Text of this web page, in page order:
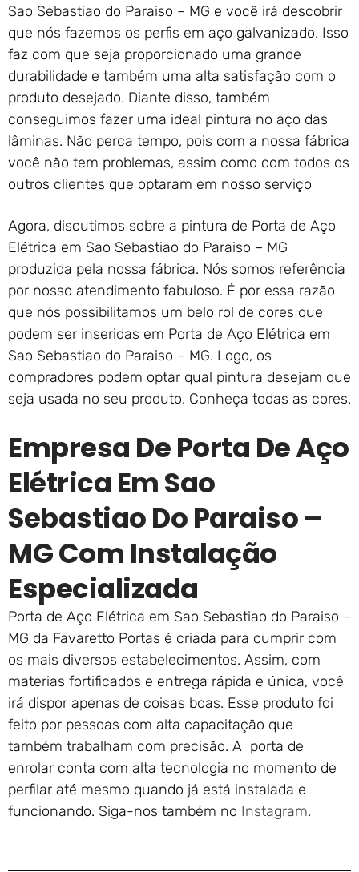
Sao Sebastiao do Paraiso – MG e você irá descobrir
que nós fazemos os perfis em aço galvanizado. Isso
faz com que seja proporcionado uma grande
durabilidade e também uma alta satisfação com o
produto desejado. Diante disso, também
conseguimos fazer uma ideal pintura no aço das
lâminas. Não perca tempo, pois com a nossa fábrica
você não tem problemas, assim como com todos os
outros clientes que optaram em nosso serviço
Agora, discutimos sobre a pintura de Porta de Aço
Elétrica em Sao Sebastiao do Paraiso – MG
produzida pela nossa fábrica. Nós somos referência
por nosso atendimento fabuloso. É por essa razão
que nós possibilitamos um belo rol de cores que
podem ser inseridas em Porta de Aço Elétrica em
Sao Sebastiao do Paraiso – MG. Logo, os
compradores podem optar qual pintura desejam que
seja usada no seu produto. Conheça todas as cores.
Empresa De Porta De Aço
Elétrica Em Sao
Sebastiao Do Paraiso –
MG Com Instalação
Especializada
Porta de Aço Elétrica em Sao Sebastiao do Paraiso –
MG da Favaretto Portas é criada para cumprir com
os mais diversos estabelecimentos. Assim, com
materias fortificados e entrega rápida e única, você
irá dispor apenas de coisas boas. Esse produto foi
feito por pessoas com alta capacitação que
também trabalham com precisão. A porta de
enrolar conta com alta tecnologia no momento de
perfilar até mesmo quando já está instalada e
funcionando. Siga-nos também no Instagram.